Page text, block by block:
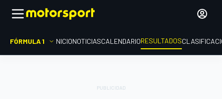
FÓRMULA 1 INICIONOTICIASCALENDARIORESULTADOS